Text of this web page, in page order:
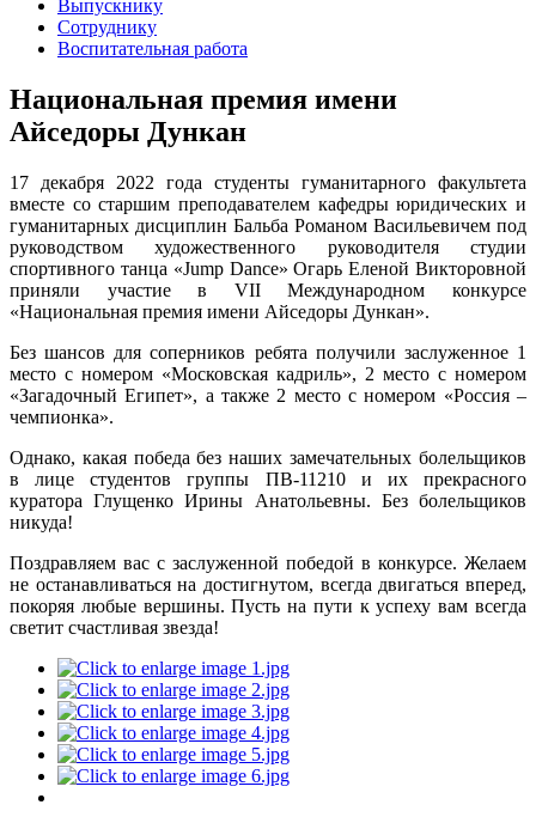
Выпускнику
Сотруднику
Воспитательная работа
Национальная премия имени
Айседоры Дункан
17 декабря 2022 года студенты гуманитарного факультета
вместе со старшим преподавателем кафедры юридических и
гуманитарных дисциплин Бальба Романом Васильевичем под
руководством художественного руководителя студии
спортивного танца «Jump Dance» Огарь Еленой Викторовной
приняли участие в VII Международном конкурсе
«Национальная премия имени Айседоры Дункан».
Без шансов для соперников ребята получили заслуженное 1
место с номером «Московская кадриль», 2 место с номером
«Загадочный Египет», а также 2 место с номером «Россия –
чемпионка».
Однако, какая победа без наших замечательных болельщиков
в лице студентов группы ПВ-11210 и их прекрасного
куратора Глущенко Ирины Анатольевны. Без болельщиков
никуда!
Поздравляем вас с заслуженной победой в конкурсе. Желаем
не останавливаться на достигнутом, всегда двигаться вперед,
покоряя любые вершины. Пусть на пути к успеху вам всегда
светит счастливая звезда!